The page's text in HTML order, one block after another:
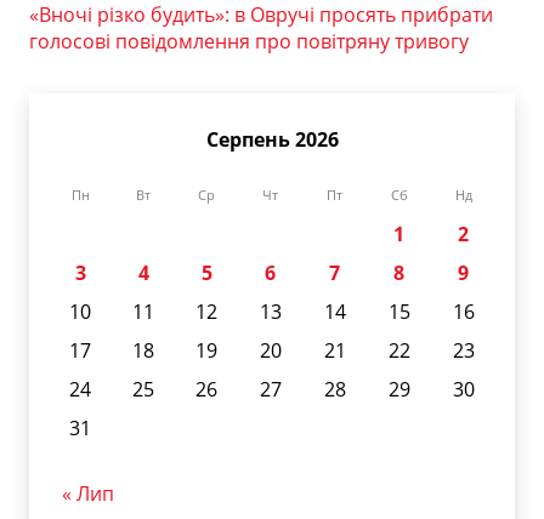
«Вночі різко будить»: в Овручі просять прибрати
голосові повідомлення про повітряну тривогу
Серпень 2026
Пн Вт Ср Чт Пт Сб Нд
1
2
3
4 5 6 7 8
9
10
11 12 13 14 15
16
17
18 19 20 21 22
23
24
25 26 27 28 29
30
31
« Лип